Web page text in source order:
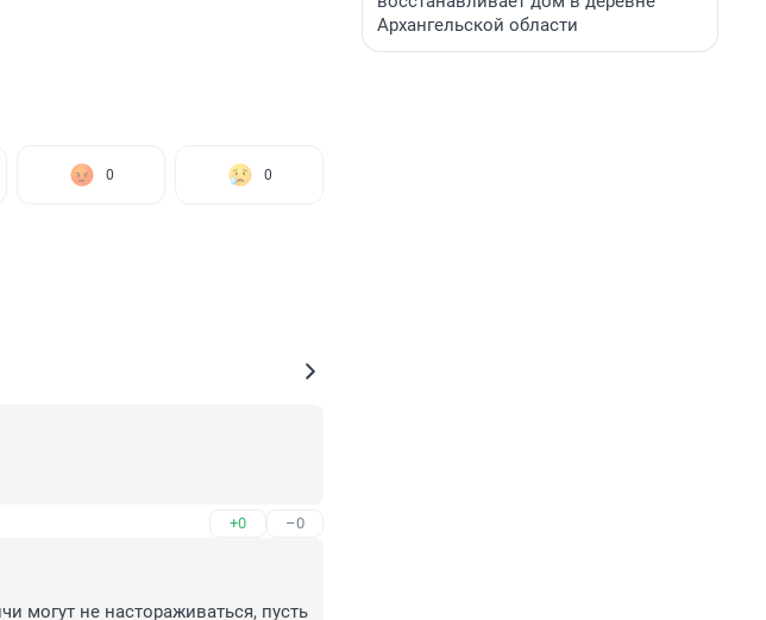
0 0
+0 –0
могут не настораживаться, пусть
Архангельской области